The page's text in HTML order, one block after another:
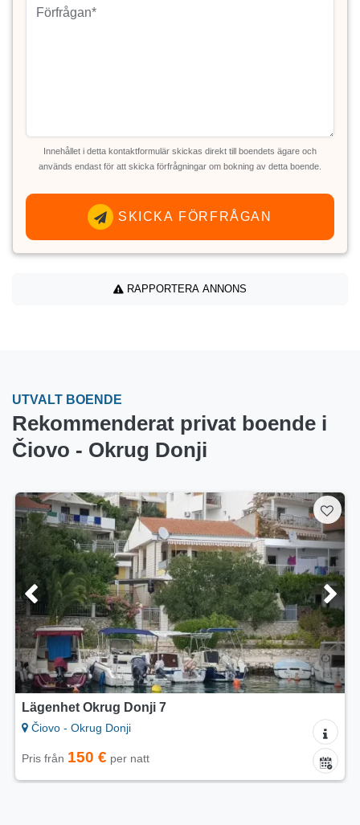
Innehållet i detta kontaktformulär skickas direkt till boendets ägare och
används endast för att skicka förfrågningar om bokning av detta boende.
SKICKA FÖRFRÅGAN
RAPPORTERA ANNONS
UTVALT BOENDE
Rekommenderat privat boende i
Čiovo - Okrug Donji
Okrug Donji 7
Okrug Donji
150 €per natt
Čiovo -
Pris från